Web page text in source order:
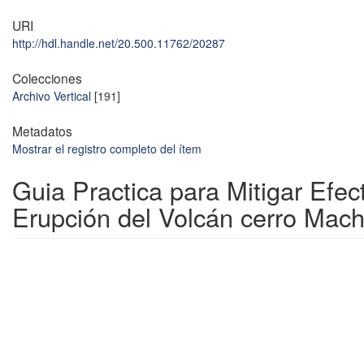
URI
http://hdl.handle.net/20.500.11762/20287
Colecciones
Archivo Vertical [191]
Metadatos
Mostrar el registro completo del ítem
Guia Practica para Mitigar
Erupción del Volcán cerro